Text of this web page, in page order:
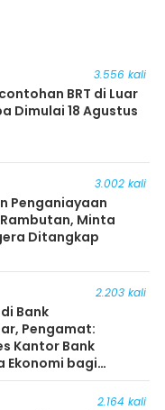
3.556 kali
BRT di Luar
Dimulai 18 Agustus
3.002 kali
Penganiayaan
Minta
Ditangkap
2.203 kali
Bank
Pengamat:
Kantor Bank
Ekonomi bagi
2.164 kali